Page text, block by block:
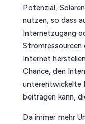
Potenzial,
nutzen, so dass
Internetzugang
Stromressourcen
Internet
Chance, den
unterentwickelte
beitragen kann,
Da immer mehr